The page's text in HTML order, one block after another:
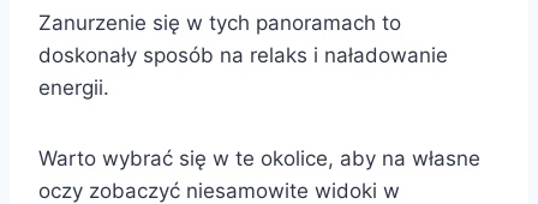
Zanurzenie się w tych panoramach to
doskonały sposób na relaks i naładowanie
energii.
Warto wybrać się w te okolice, aby na własne
oczy zobaczyć niesamowite widoki w